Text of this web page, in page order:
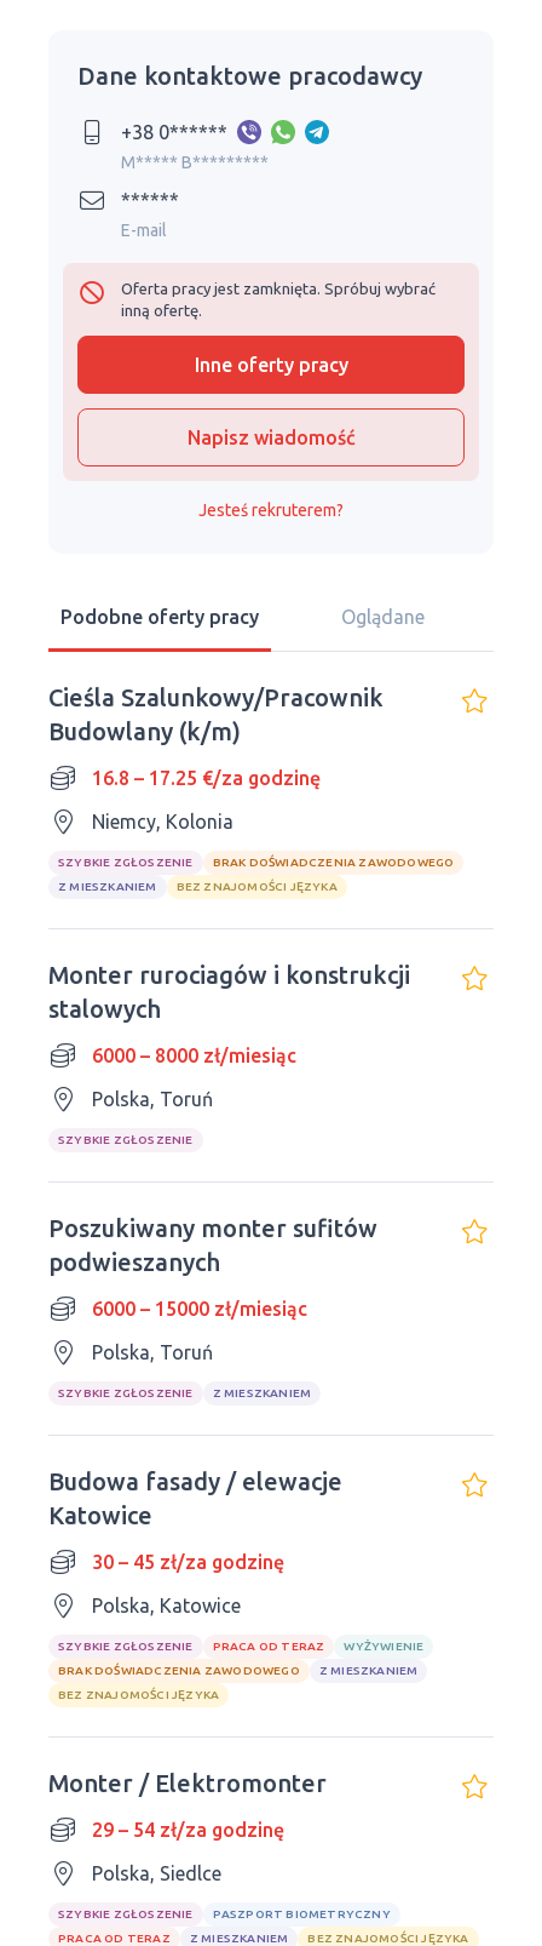
Dane kontaktowe pracodawcy
+38 0******
M***** B*********
******
E-mail
Oferta pracy jest zamknięta. Spróbuj wybrać
inną ofertę.
Inne oferty pracy
Napisz wiadomość
Jesteś rekruterem?
Podobne oferty pracy Oglądane
Cieśla Szalunkowy/Pracownik
Budowlany (k/m)
16.8 – 17.25 €/za godzinę
Niemcy, Kolonia
SZYBKIE ZGŁOSZENIE
BRAK DOŚWIADCZENIA ZAWODOWEGO
Z MIESZKANIEM
BEZ ZNAJOMOŚCI JĘZYKA
Monter rurociagów i konstrukcji
stalowych
6000 – 8000 zł/miesiąc
Polska, Toruń
SZYBKIE ZGŁOSZENIE
Poszukiwany monter sufitów
podwieszanych
6000 – 15000 zł/miesiąc
Polska, Toruń
SZYBKIE ZGŁOSZENIE Z MIESZKANIEM
Budowa fasady / elewacje
Katowice
30 – 45 zł/za godzinę
Polska, Katowice
SZYBKIE ZGŁOSZENIE PRACA OD TERAZ
WYŻYWIENIE
BRAK DOŚWIADCZENIA ZAWODOWEGO
Z MIESZKANIEM
BEZ ZNAJOMOŚCI JĘZYKA
Monter / Elektromonter
29 – 54 zł/za godzinę
Polska, Siedlce
SZYBKIE ZGŁOSZENIE
PASZPORT BIOMETRYCZNY
PRACA OD TERAZ
Z MIESZKANIEM BEZ ZNAJOMOŚCI JĘZYKA